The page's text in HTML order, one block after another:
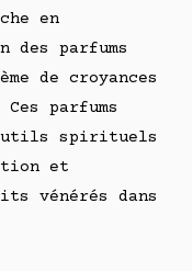
en
parfums
de croyances
parfums
outils spirituels
et
vénérés dans